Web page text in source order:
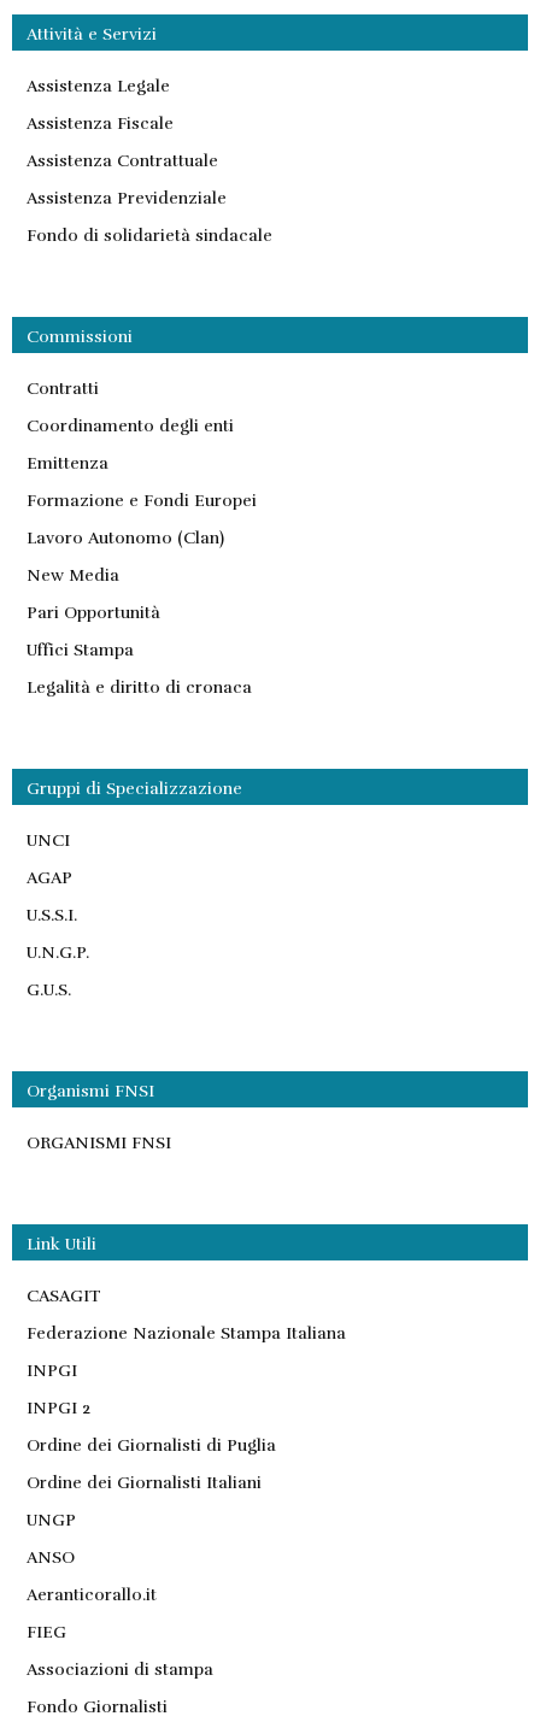
Attività e Servizi
Assistenza Legale
Assistenza Fiscale
Assistenza Contrattuale
Assistenza Previdenziale
Fondo di solidarietà sindacale
Commissioni
Contratti
Coordinamento degli enti
Emittenza
Formazione e Fondi Europei
Lavoro Autonomo (Clan)
New Media
Pari Opportunità
Uffici Stampa
Legalità e diritto di cronaca
Gruppi di Specializzazione
UNCI
AGAP
U.S.S.I.
U.N.G.P.
G.U.S.
Organismi FNSI
ORGANISMI FNSI
Link Utili
CASAGIT
Federazione Nazionale Stampa Italiana
INPGI
INPGI 2
Ordine dei Giornalisti di Puglia
Ordine dei Giornalisti Italiani
UNGP
ANSO
Aeranticorallo.it
FIEG
Associazioni di stampa
Fondo Giornalisti